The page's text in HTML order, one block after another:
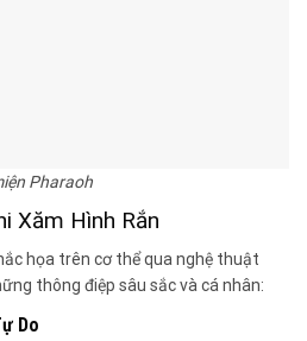
Pharaoh
Xăm Hình Rắn
họa trên cơ thể qua nghệ thuật
thông điệp sâu sắc và cá nhân:
Do